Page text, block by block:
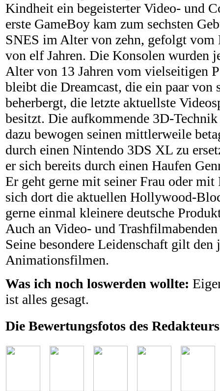
Kindheit ein begeisterter Video- und
erste GameBoy kam zum sechsten
SNES im Alter von zehn, gefolgt
von elf Jahren. Die Konsolen wurden
Alter von 13 Jahren vom vielseitigen
bleibt die Dreamcast, die ein paar von
beherbergt, die letzte aktuellste
besitzt. Die aufkommende 3D-
dazu bewogen seinen mittlerweile
durch einen Nintendo 3DS XL zu
er sich bereits durch einen Haufen
Er geht gerne mit seiner Frau oder
sich dort die aktuellen Hollywood-
gerne einmal kleinere deutsche
Auch an Video- und
Seine besondere Leidenschaft gilt den
Animationsfilmen.
Was ich noch loswerden wollte:
ist alles gesagt.
Die Bewertungsfotos des